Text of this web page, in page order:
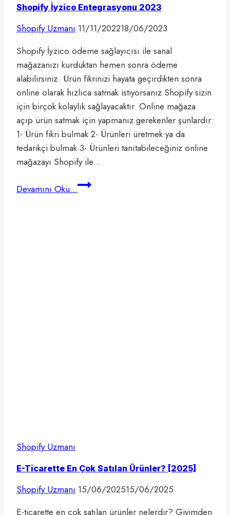
Shopify İyzico Entegrasyonu 2023
Shopify Uzmanı 11/11/202218/06/2023
Shopify İyzico ödeme sağlayıcısı ile sanal
mağazanızı kurduktan hemen sonra ödeme
alabilirsiniz. Ürün fikrinizi hayata geçirdikten sonra
online olarak hızlıca satmak istiyorsanız Shopify sizin
için birçok kolaylık sağlayacaktır. Online mağaza
açıp ürün satmak için yapmanız gerekenler şunlardır:
1- Ürün fikri bulmak 2- Ürünleri üretmek ya da
tedarikçi bulmak 3- Ürünleri tanıtabileceğiniz online
mağazayı Shopify ile…
Devamını Oku...Shopify
Shopify Uzmanı
E-Ticarette En Çok Satılan Ürünler? [2025]
Shopify Uzmanı 15/06/202515/06/2025
E-ticarette en çok satılan ürünler nelerdir? Giyimden